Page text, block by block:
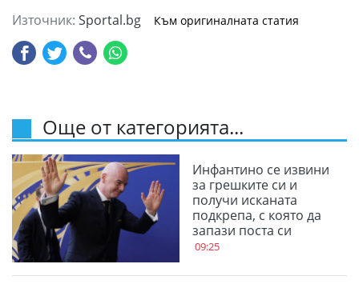
Източник: Sportal.bg Към оригиналната статия
Още от категорията...
Инфантино се извини
за грешките си и
получи исканата
подкрепа, с която да
запази поста си
09:25